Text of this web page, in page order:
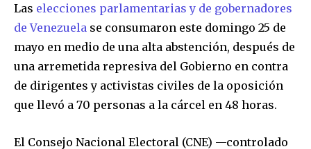
Las elecciones parlamentarias y de gobernadores
de Venezuela se consumaron este domingo 25 de
mayo en medio de una alta abstención, después de
una arremetida represiva del Gobierno en contra
de dirigentes y activistas civiles de la oposición
que llevó a 70 personas a la cárcel en 48 horas.
El Consejo Nacional Electoral (CNE) —controlado